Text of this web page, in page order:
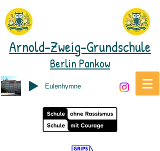
Arnold-Zweig-Grundschule
Berlin Pankow
Eulenhymne